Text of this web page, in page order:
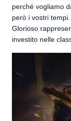
perché vogliamo
però i vostri
Glorioso
investito nelle